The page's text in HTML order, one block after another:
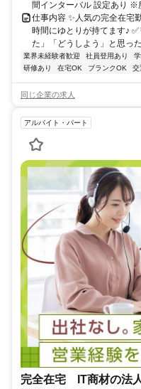
間インターバル 設定あり ※
仕事内容 ✨人気の完全在宅
時間にゆとりが持てます♪
た」「どうしよう」と思っ
業界未経験者歓迎 社員登用あり
研修あり
在宅OK ブランクOK 交
同じ企業の求人
アルバイト・パート
完全在宅 IT商材の法